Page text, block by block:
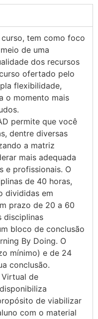
tem como foco
de uma
dos recursos
ofertado pelo
flexibilidade,
o momento mais
permite que você
dentre diversas
a matriz
mais adequada
e profissionais. O
de 40 horas,
divididas em
prazo de 20 a 60
disciplinas
bloco de conclusão
By Doing. O
mínimo) e de 24
conclusão.
de
de viabilizar
com o material